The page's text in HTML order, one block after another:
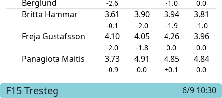
Berglund
-2.6 -1.0 0.0
Britta Hammar 3.61
-0.1
3.90
-2.0
3.94
-1.9
3.81
-1.0
Freja Gustafsson 4.10
-2.0
4.05
-1.8
4.26
0.0
3.96
0.0
Panagiota Maitis 3.73
-0.9
4.91
0.0
4.85
+0.1
4.84
0.0
F15Tresteg 6/9 10:30